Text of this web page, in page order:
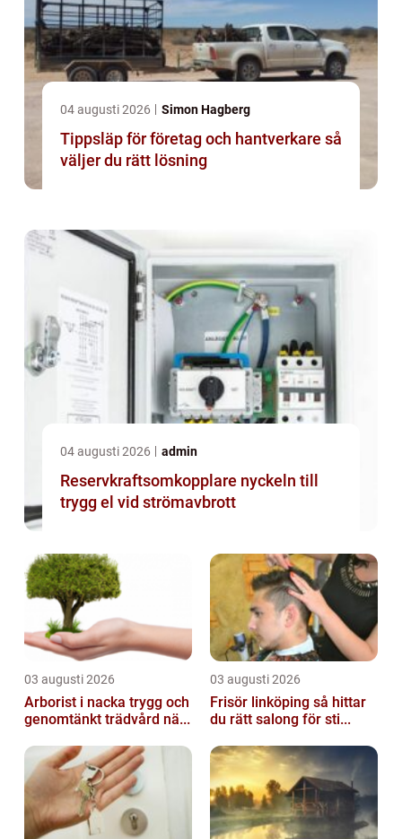
04 augusti 2026 Simon Hagberg
Tippsläp för företag och hantverkare så
väljer du rätt lösning
04 augusti 2026 admin
Reservkraftsomkopplare nyckeln till
trygg el vid strömavbrott
03 augusti 2026
Arborist i nacka trygg och
genomtänkt trädvård nä...
03 augusti 2026
Frisör linköping så hittar
du rätt salong för sti...